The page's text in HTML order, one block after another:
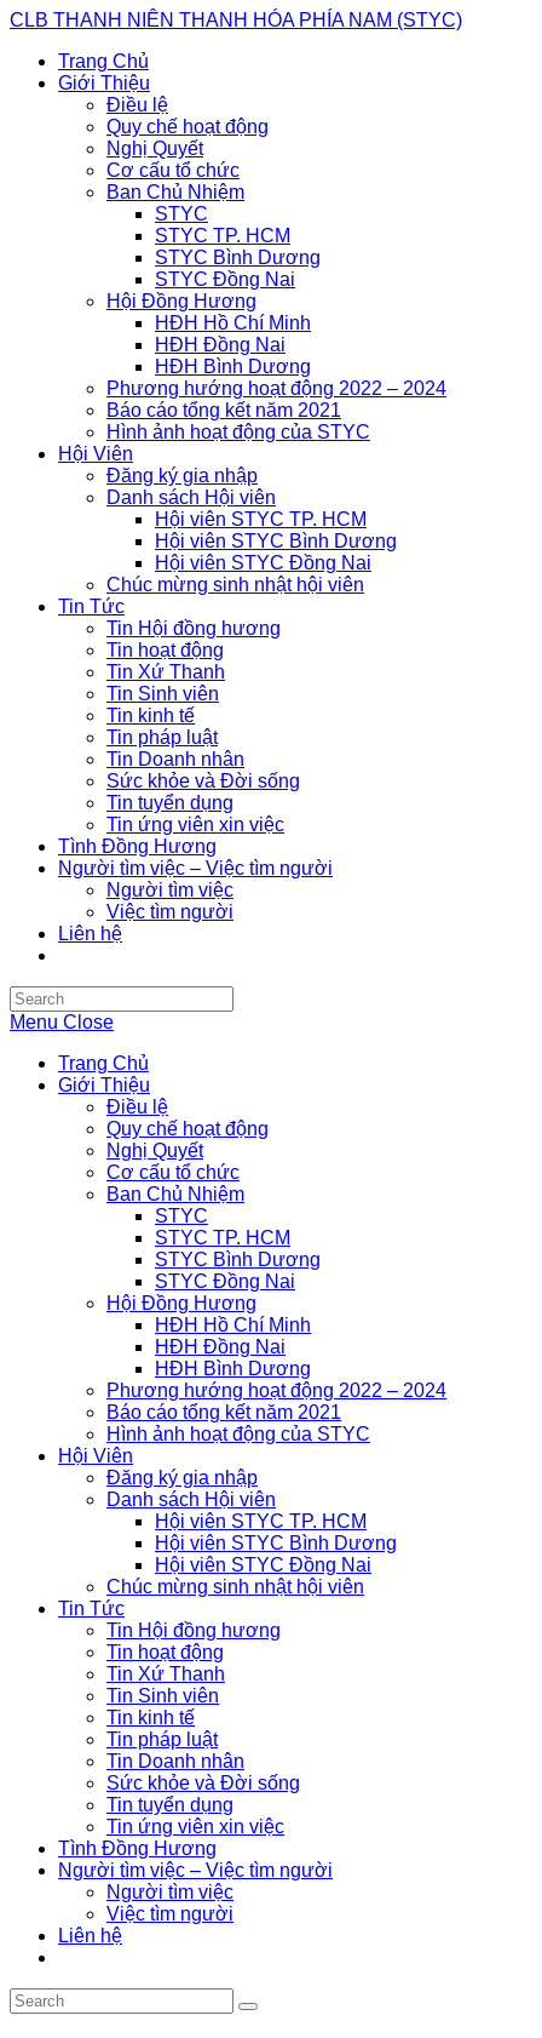
Skip
content
CLB THANH NIÊN THANH HÓA PHÍA NAM (STYC)
Trang Chủ
Giới Thiệu
Điều lệ
Quy chế hoạt động
Nghị Quyết
Cơ cấu tổ chức
Ban Chủ Nhiệm
STYC
STYC TP. HCM
STYC Bình Dương
STYC Đồng Nai
Hội Đồng Hương
HĐH Hồ Chí Minh
HĐH Đồng Nai
HĐH Bình Dương
Phương hướng hoạt động 2022 – 2024
Báo cáo tổng kết năm 2021
Hình ảnh hoạt động của STYC
Hội Viên
Đăng ký gia nhập
Danh sách Hội viên
Hội viên STYC TP. HCM
Hội viên STYC Bình Dương
Hội viên STYC Đồng Nai
Chúc mừng sinh nhật hội viên
Tin Tức
Tin Hội đồng hương
Tin hoạt động
Tin Xứ Thanh
Tin Sinh viên
Tin kinh tế
Tin pháp luật
Tin Doanh nhân
Sức khỏe và Đời sống
Tin tuyển dụng
Tin ứng viên xin việc
Tình Đồng Hương
Người tìm việc – Việc tìm người
Người tìm việc
Việc tìm người
Liên hệ
Search
this
Menu Close
Trang Chủ
Giới Thiệu
Điều lệ
Quy chế hoạt động
Nghị Quyết
Cơ cấu tổ chức
Ban Chủ Nhiệm
STYC
STYC TP. HCM
STYC Bình Dương
STYC Đồng Nai
Hội Đồng Hương
HĐH Hồ Chí Minh
HĐH Đồng Nai
HĐH Bình Dương
Phương hướng hoạt động 2022 – 2024
Báo cáo tổng kết năm 2021
Hình ảnh hoạt động của STYC
Hội Viên
Đăng ký gia nhập
Danh sách Hội viên
Hội viên STYC TP. HCM
Hội viên STYC Bình Dương
Hội viên STYC Đồng Nai
Chúc mừng sinh nhật hội viên
Tin Tức
Tin Hội đồng hương
Tin hoạt động
Tin Xứ Thanh
Tin Sinh viên
Tin kinh tế
Tin pháp luật
Tin Doanh nhân
Sức khỏe và Đời sống
Tin tuyển dụng
Tin ứng viên xin việc
Tình Đồng Hương
Người tìm việc – Việc tìm người
Người tìm việc
Việc tìm người
Liên hệ